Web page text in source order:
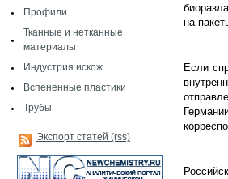
Профили
Тканные и нетканные
материалы
Индустрия искож
Вспененные пластики
Трубы
Экспорт статей (rss)
на
Если